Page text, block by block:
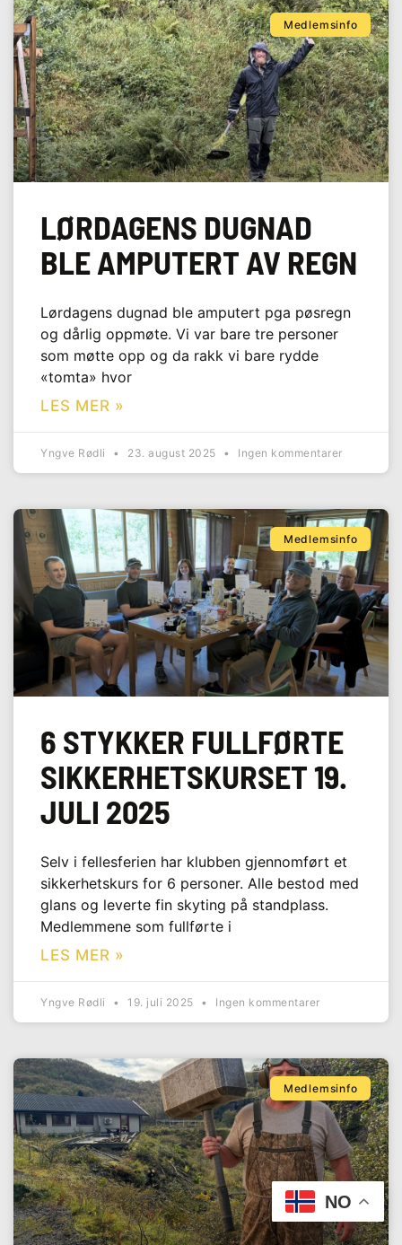
Medlemsinfo
LØRDAGENS DUGNAD
BLE AMPUTERT AV REGN
Lørdagens dugnad ble amputert pga pøsregn
og dårlig oppmøte. Vi var bare tre personer
som møtte opp og da rakk vi bare rydde
«tomta» hvor
LES MER »
Yngve Rødli 23. august 2025 Ingen kommentarer
Medlemsinfo
6 STYKKER FULLFØRTE
SIKKERHETSKURSET 19.
JULI 2025
Selv i fellesferien har klubben gjennomført et
sikkerhetskurs for 6 personer. Alle bestod med
glans og leverte fin skyting på standplass.
Medlemmene som fullførte i
LES MER »
Yngve Rødli 19. juli 2025 Ingen kommentarer
Medlemsinfo
NO